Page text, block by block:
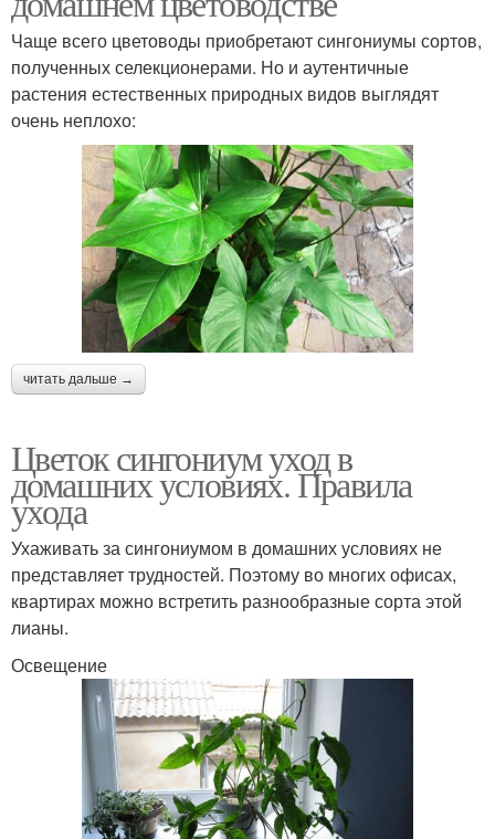
Чаще всего цветоводы приобретают сингониумы сортов,
полученных селекционерами. Но и аутентичные
растения естественных природных видов выглядят
очень неплохо:
читать дальше →
Цветок сингониум уход в
домашних условиях. Правила
ухода
Ухаживать за сингониумом в домашних условиях не
представляет трудностей. Поэтому во многих офисах,
квартирах можно встретить разнообразные сорта этой
лианы.
Освещение